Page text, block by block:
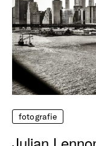
fotografie